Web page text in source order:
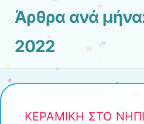
Άρθρα ανά
2022
ΚΕΡΑΜΙΚΗ ΣΤΟ